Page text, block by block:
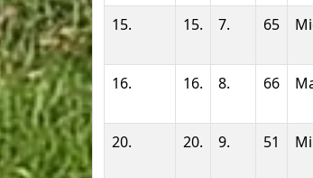
15. 15. 7. 65
16. 16. 8. 66
20. 20. 9. 51